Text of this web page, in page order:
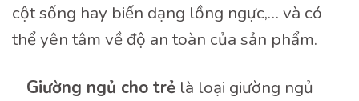
cột sống hay biến dạng lồng ngực,… và có
thể yên tâm về độ an toàn của sản phẩm.
Giường ngủ cho trẻ là loại giường ngủ